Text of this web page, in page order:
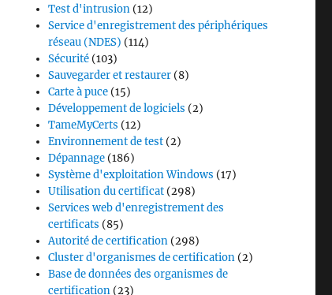
Test d'intrusion (12)
Service d'enregistrement des périphériques
réseau (NDES) (114)
Sécurité (103)
Sauvegarder et restaurer (8)
Carte à puce (15)
Développement de logiciels (2)
TameMyCerts (12)
Environnement de test (2)
Dépannage (186)
Système d'exploitation Windows (17)
Utilisation du certificat (298)
Services web d'enregistrement des
certificats (85)
Autorité de certification (298)
Cluster d'organismes de certification (2)
Base de données des organismes de
certification (23)